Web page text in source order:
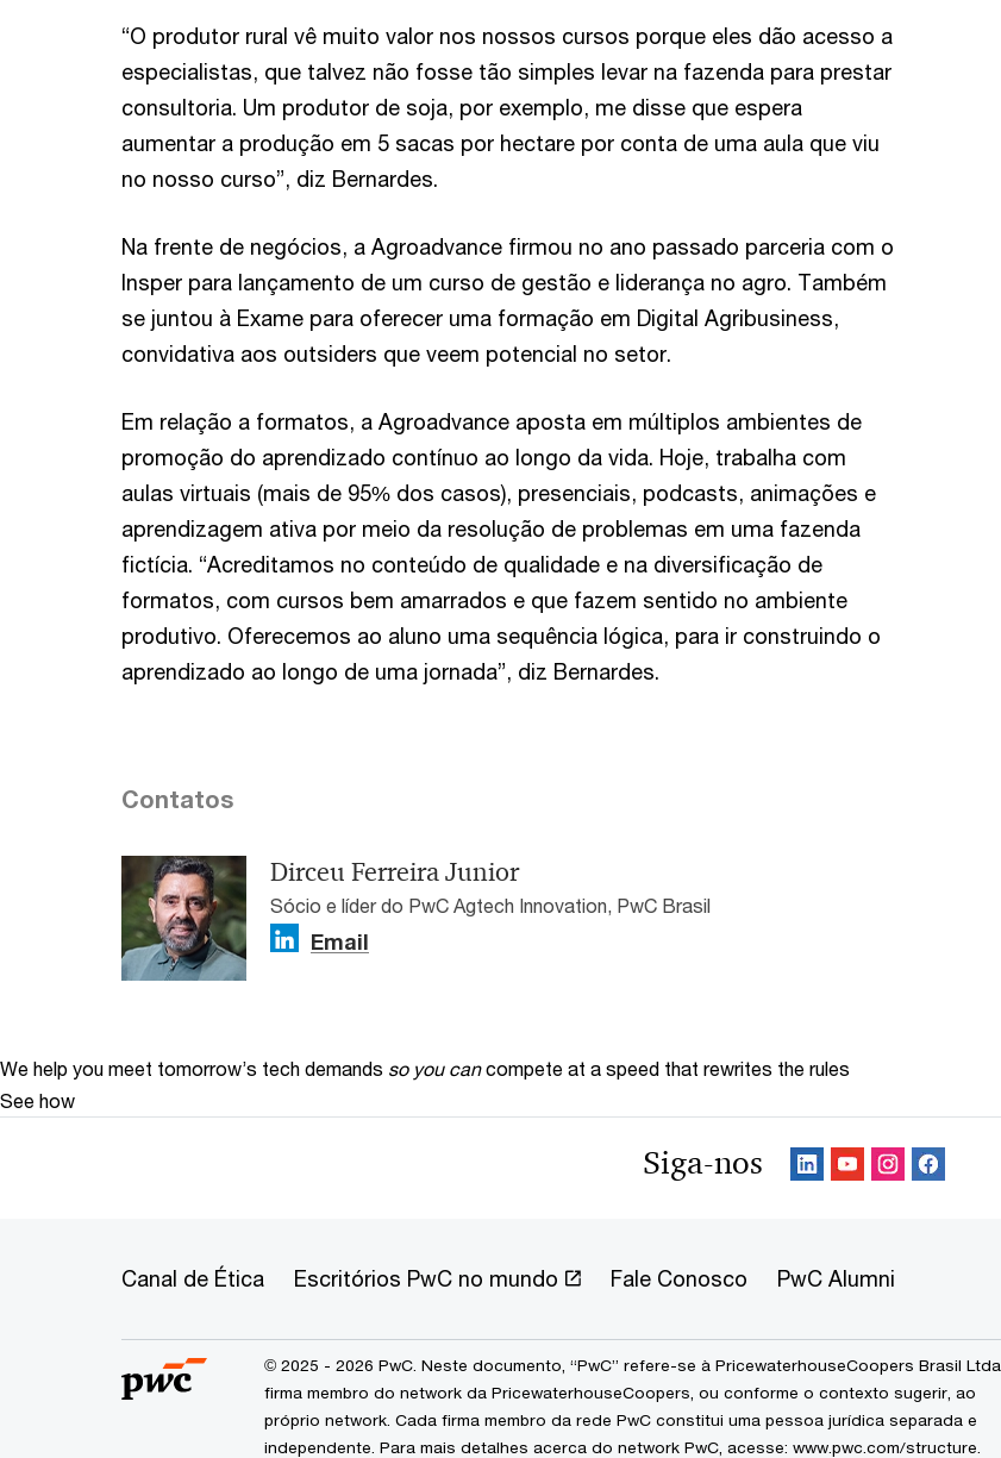
“O produtor rural vê muito valor nos nossos cursos porque eles dão acesso a
especialistas, que talvez não fosse tão simples levar na fazenda para prestar
consultoria. Um produtor de soja, por exemplo, me disse que espera
aumentar a produção em 5 sacas por hectare por conta de uma aula que viu
no nosso curso”, diz Bernardes.
Na frente de negócios, a Agroadvance firmou no ano passado parceria com o
Insper para lançamento de um curso de gestão e liderança no agro. Também
se juntou à Exame para oferecer uma formação em Digital Agribusiness,
convidativa aos outsiders que veem potencial no setor.
Em relação a formatos, a Agroadvance aposta em múltiplos ambientes de
promoção do aprendizado contínuo ao longo da vida. Hoje, trabalha com
aulas virtuais (mais de 95% dos casos), presenciais, podcasts, animações e
aprendizagem ativa por meio da resolução de problemas em uma fazenda
fictícia. “Acreditamos no conteúdo de qualidade e na diversificação de
formatos, com cursos bem amarrados e que fazem sentido no ambiente
produtivo. Oferecemos ao aluno uma sequência lógica, para ir construindo o
aprendizado ao longo de uma jornada”, diz Bernardes.
Contatos
Dirceu Ferreira Junior
Sócio e líder do PwC Agtech Innovation, PwC Brasil
Email
We help you meet tomorrow’s tech demands so you can compete at a speed that rewrites the rules
See how
Siga-nos
Canal de Ética Escritórios PwC no mundo Fale Conosco PwC Alumni
© 2025 - 2026 PwC. Neste documento, “PwC” refere-se à PricewaterhouseCoopers Brasil Ltda.,
firma membro do network da PricewaterhouseCoopers, ou conforme o contexto sugerir, ao
próprio network. Cada firma membro da rede PwC constitui uma pessoa jurídica separada e
independente. Para mais detalhes acerca do network PwC, acesse: www.pwc.com/structure